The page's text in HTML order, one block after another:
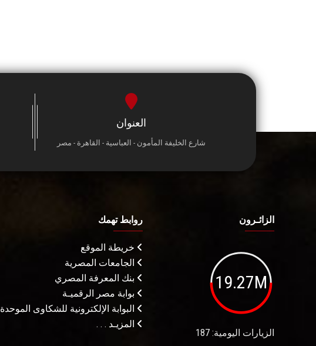
العنوان
شارع الخليفة المأمون - العباسية - القاهرة - مصر
الزائـرون
19.27M
الزيارات اليومية: 187
روابط تهمك
خريطة الموقع
الجامعات المصرية
بنك المعرفة المصري
بوابة مصر الرقميـة
البوابة الإلكترونية للشكاوى الموحدة
المزيـد . . .